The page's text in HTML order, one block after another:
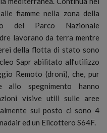
fiamme nella zona della
del Parco Nazionale
lavorano da terra mentre
della flotta di stato sono
Sapr abilitato all’utilizzo
Remoto (droni), che, pur
allo spegnimento hanno
visive utili sulle aree
sul posto ci sono 4
ed un Elicottero S64F.